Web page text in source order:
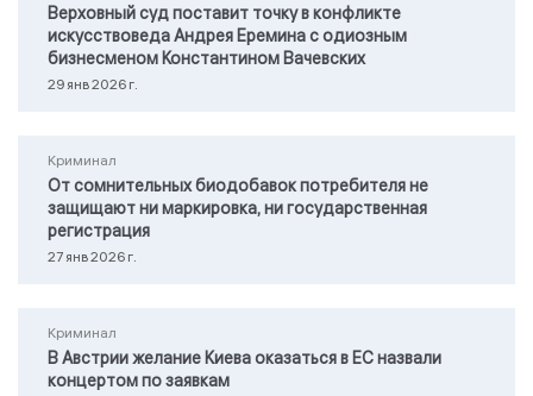
Верховный суд поставит точку в конфликте
искусствоведа Андрея Еремина с одиозным
бизнесменом Константином Вачевских
29 янв 2026 г.
Криминал
От сомнительных биодобавок потребителя не
защищают ни маркировка, ни государственная
регистрация
27 янв 2026 г.
Криминал
В Австрии желание Киева оказаться в ЕС назвали
концертом по заявкам